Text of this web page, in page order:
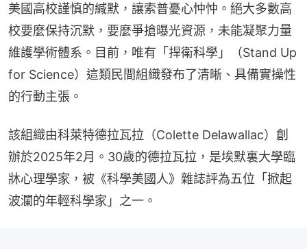
美國高校謹慎的緘默，讓索普憂心忡忡。絕大多數高
校要麼保持沉默，要麼爭搶曝光資源，未能凝聚力量
維護學術體系。目前，唯有「捍衛科學」（Stand Up
for Science）這類民間組織發布了清晰、具備實操性
的行動主張。
該組織由科萊特德拉瓦拉（Colette Delawallac）創
辦於2025年2月。30歲的德拉瓦拉，是埃默裏大學臨
牀心理學家，被《科學美國人》雜誌評為五位「掀起
波瀾的年輕科學家」之一。